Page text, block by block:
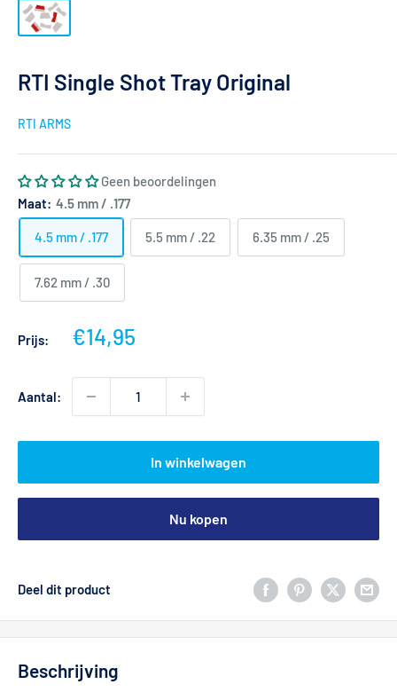
RTI Single Shot Tray Original
RTI ARMS
Geen beoordelingen
Maat: 4.5 mm / .177
4.5 mm / .177 5.5 mm / .22 6.35 mm / .25
7.62 mm / .30
Prijs: Actieprijs
€14,95
Aantal:
In winkelwagen
Nu kopen
Deel dit product
Beschrijving